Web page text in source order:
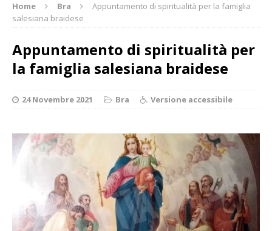
Home Bra
Appuntamento di spiritualità per la famiglia
salesiana braidese
Appuntamento di spiritualità per
la famiglia salesiana braidese
24 Novembre 2021 Bra Versione accessibile